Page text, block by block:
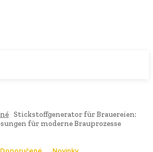
Stickstoffgenerator für Brauereien:
für moderne Brauprozesse